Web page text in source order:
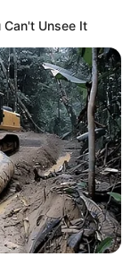
bei München
entstandene
unterw
- Das alte Schloss
ist bereits seit
das Bauwerk
Die
und
unterw
Unsee It